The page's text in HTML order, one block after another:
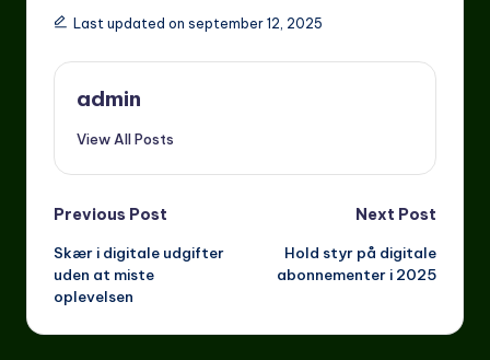
Last updated on september 12, 2025
admin
View All Posts
Post
navigation
Previous Post
Skær i digitale udgifter
uden at miste
oplevelsen
Next Post
Hold styr på digitale
abonnementer i 2025